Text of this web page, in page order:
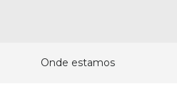
Onde estamos